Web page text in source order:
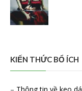
KIẾN THỨC BỔ ÍCH